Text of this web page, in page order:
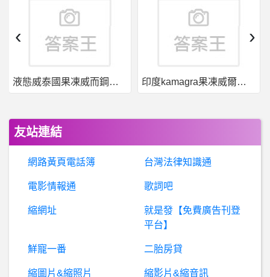
跑跑卡丁車- 請先確認網路順暢
BaseballXXXX- 今日台南 今日台南
棒
球- 比賽中壘審為何不用戴頭盔? 比賽中壘審為何不用戴頭盔?
三
商美邦人壽~理賠很刁難~可以退保單嗎?會退錢嗎?
BaseballXXXX- 引退後又先發 引退後又先發
棒球- 剛剛大王第三個好球監督怎麼不挑戰？
電影- 對劉思慕有改觀了嗎? 對劉思慕有改觀了嗎?
液態威泰國果凍威而鋼哪裡買 印度kamagra果凍威爾剛用於治療男性勃起功能障礙
‹ ›
友站連結
網路黃頁電話簿 台灣法律知識通
電影情報通 歌詞吧
縮網址
就是發【免費廣告刊登
平台】
鮮寵一番 二胎房貸
縮圖片&縮照片 縮影片&縮音訊